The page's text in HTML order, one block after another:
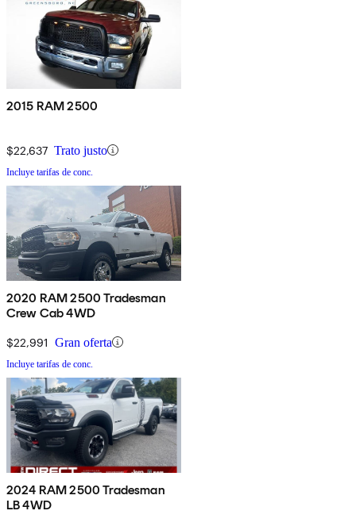
2015 RAM 2500
$22,637 Trato justo
Incluye tarifas de conc.
2020 RAM 2500 Tradesman
Crew Cab 4WD
$22,991 Gran oferta
Incluye tarifas de conc.
2024 RAM 2500 Tradesman
LB 4WD